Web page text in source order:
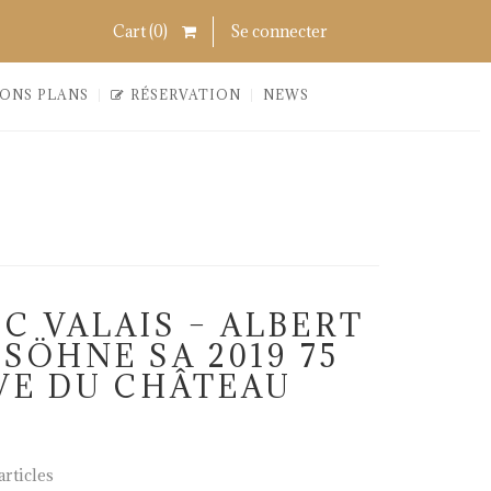
Search
Cart (0) Links
Se connecter
PLANS RÉSERVATION NEWS
VALAIS – ALBERT
SA 2019 75
DU CHÂTEAU